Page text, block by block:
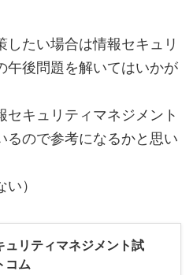
たい場合は情報セキュリ
午後問題を解いてはいかが
キュリティマネジメント
るので参考になるかと思い
）
ュリティマネジメント試
コム